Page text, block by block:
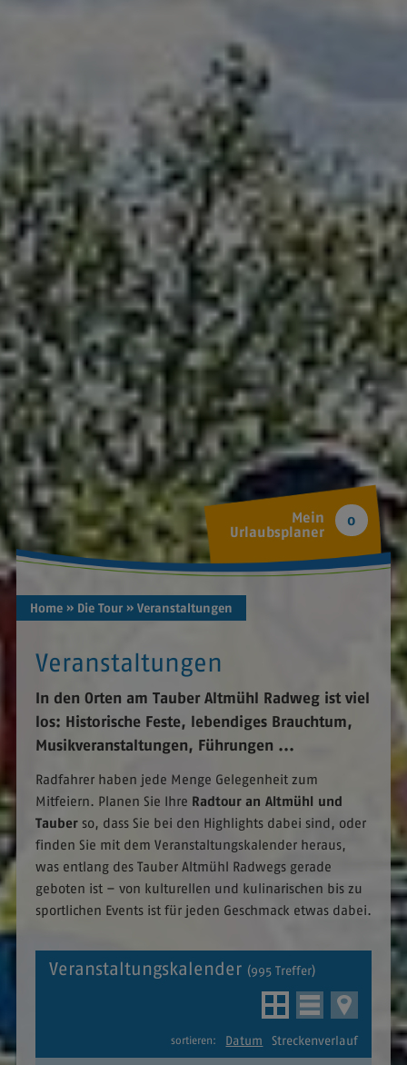
Mein
Urlaubsplaner
0
Home » Die Tour » Veranstaltungen
Veranstaltungen
In den Orten am Tauber Altmühl Radweg ist viel
los: Historische Feste, lebendiges Brauchtum,
Musikveranstaltungen, Führungen ...
Radfahrer haben jede Menge Gelegenheit zum
Mitfeiern. Planen Sie Ihre Radtour an Altmühl und
Tauberso, dass Sie bei den Highlights dabei sind, oder
finden Sie mit dem Veranstaltungskalender heraus,
was entlang des Tauber Altmühl Radwegs gerade
geboten ist – von kulturellen und kulinarischen bis zu
sportlichen Events ist für jeden Geschmack etwas dabei.
Veranstaltungskalender (995 Treffer)
sortieren: Datum Streckenverlauf